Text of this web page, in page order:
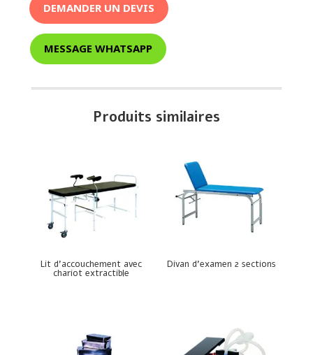
DEMANDER UN DEVIS
MESSAGE WHATSAPP
Produits similaires
Lit d’accouchement avec
chariot extractible
Divan d’examen 2 sections